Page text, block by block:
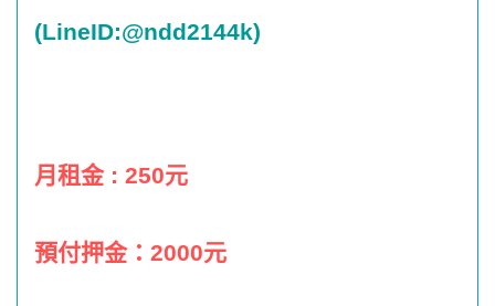
(LineID:@ndd2144k)
月租金: 250元
預付押金： 2000元